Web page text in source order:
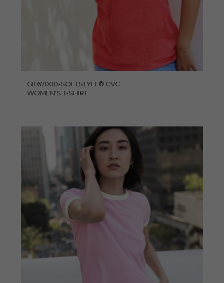
GIL67000-SOFTSTYLE® CVC
WOMEN'S T-SHIRT